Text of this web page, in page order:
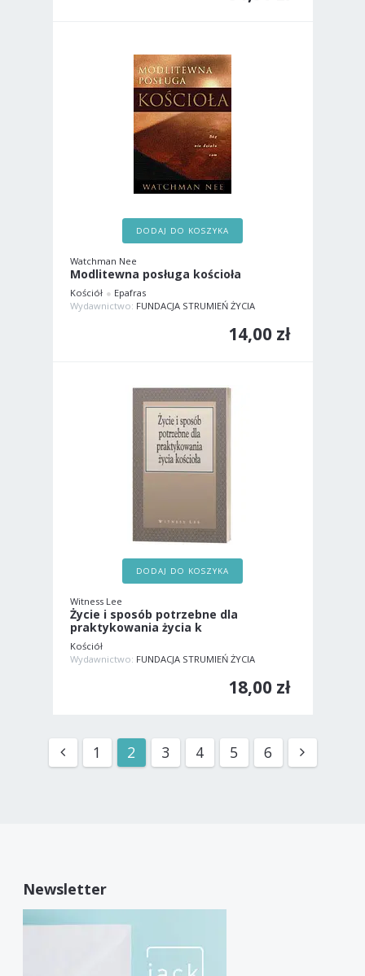
DODAJ DO KOSZYKA
Watchman Nee
Modlitewna posługa kościoła
Kościół
Epafras
Wydawnictwo: FUNDACJA STRUMIEŃ ŻYCIA
14,00 zł
DODAJ DO KOSZYKA
Witness Lee
Życie i sposób potrzebne dla
praktykowania życia k
Kościół
Wydawnictwo: FUNDACJA STRUMIEŃ ŻYCIA
18,00 zł
1 2 3 4 5 6
Newsletter